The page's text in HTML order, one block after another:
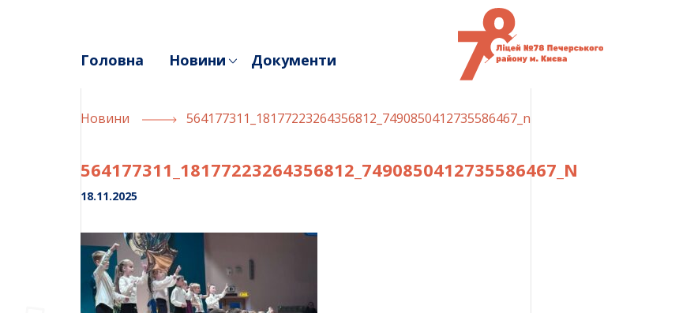
Головна Новини Документи
Новини 564177311_18177223264356812_7490850412735586467_n
564177311_18177223264356812_7490850412735586467_N
18.11.2025